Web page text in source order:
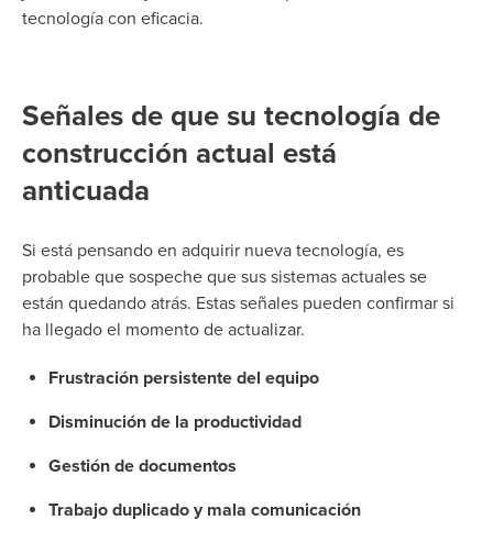
tecnología con eficacia.
Señales de que su tecnología de
construcción actual está
anticuada
Si está pensando en adquirir nueva tecnología, es
probable que sospeche que sus sistemas actuales se
están quedando atrás. Estas señales pueden confirmar si
ha llegado el momento de actualizar.
Frustración persistente del equipo
Disminución de la productividad
Gestión de documentos
Trabajo duplicado y mala comunicación